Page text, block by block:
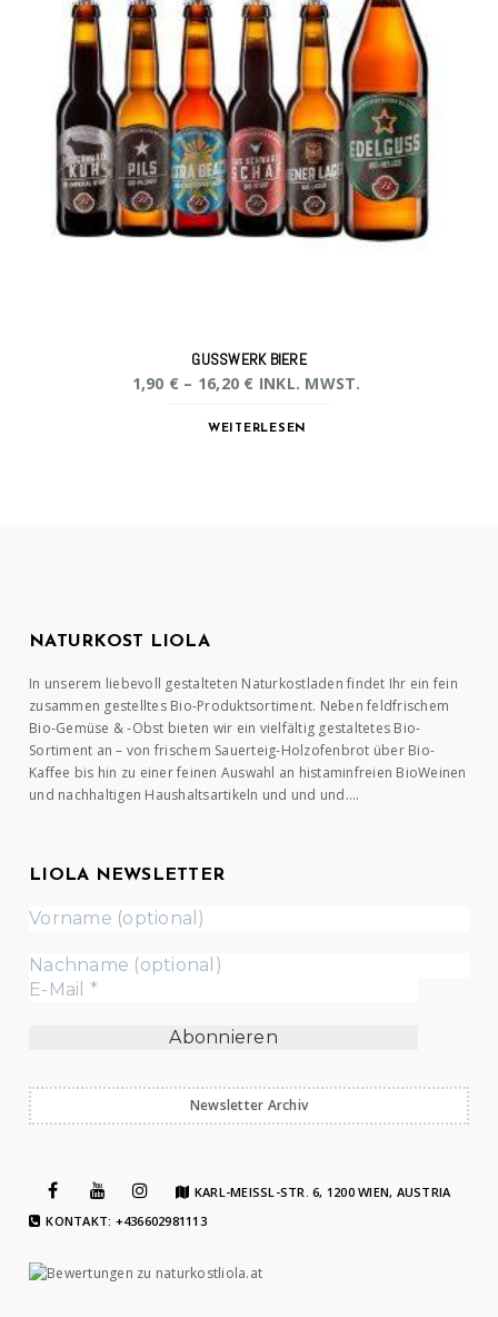
GUSSWERK BIERE
1,90 € – 16,20 € INKL. MWST.
WEITERLESEN
NATURKOST LIOLA
In unserem liebevoll gestalteten Naturkostladen findet Ihr ein fein
zusammen gestelltes Bio-Produktsortiment. Neben feldfrischem
Bio-Gemüse & -Obst bieten wir ein vielfältig gestaltetes Bio-
Sortiment an – von frischem Sauerteig-Holzofenbrot über Bio-
Kaffee bis hin zu einer feinen Auswahl an histaminfreien BioWeinen
und nachhaltigen Haushaltsartikeln und und und….
LIOLA NEWSLETTER
Newsletter Archiv
KARL-MEISSL-STR. 6, 1200 WIEN, AUSTRIA
KONTAKT: +436602981113